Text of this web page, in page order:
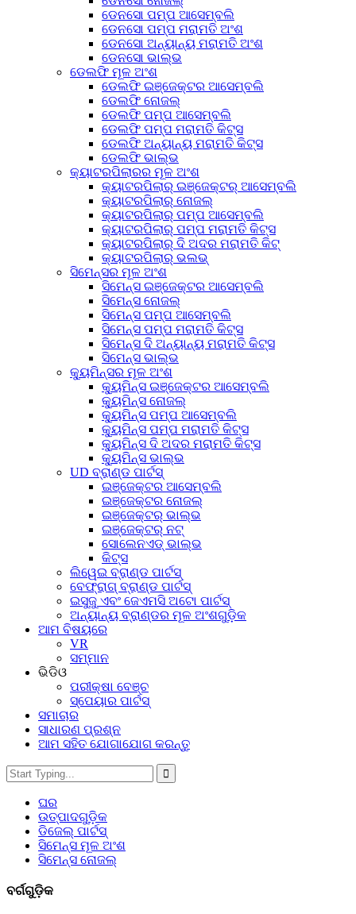
ଡେନସୋ ପମ୍ପ ଆସେମ୍ବଲି
ଡେନସୋ ପମ୍ପ ମରାମତି ଅଂଶ
ଡେନସୋ ଅନ୍ୟାନ୍ୟ ମରାମତି ଅଂଶ
ଡେନସୋ ଭାଲ୍ଭ
ଡେଲଫି ମୂଳ ଅଂଶ
ଡେଲଫି ଇଞ୍ଜେକ୍ଟର ଆସେମ୍ବଲି
ଡେଲଫି ନୋଜଲ୍
ଡେଲଫି ପମ୍ପ ଆସେମ୍ବଲି
ଡେଲଫି ପମ୍ପ ମରାମତି କିଟ୍ସ
ଡେଲଫି ଅନ୍ୟାନ୍ୟ ମରାମତି କିଟ୍ସ
ଡେଲଫି ଭାଲ୍ଭ
କ୍ୟାଟରପିଲାରର ମୂଳ ଅଂଶ
କ୍ୟାଟରପିଲାର୍ ଇଞ୍ଜେକ୍ଟର୍ ଆସେମ୍ବଲି
କ୍ୟାଟରପିଲାର୍ ନୋଜଲ୍
କ୍ୟାଟରପିଲାର୍ ପମ୍ପ ଆସେମ୍ବଲି
କ୍ୟାଟରପିଲାର୍ ପମ୍ପ ମରାମତି କିଟ୍ସ
କ୍ୟାଟରପିଲାର୍ ଦି ଅଦର ମରାମତି କିଟ୍
କ୍ୟାଟରପିଲାର୍ ଭଲଭ୍
ସିମେନ୍ସର ମୂଳ ଅଂଶ
ସିମେନ୍ସ ଇଞ୍ଜେକ୍ଟର ଆସେମ୍ବଲି
ସିମେନ୍ସ ନୋଜଲ୍
ସିମେନ୍ସ ପମ୍ପ ଆସେମ୍ବଲି
ସିମେନ୍ସ ପମ୍ପ ମରାମତି କିଟ୍ସ
ସିମେନ୍ସ ଦି ଅନ୍ୟାନ୍ୟ ମରାମତି କିଟ୍ସ
ସିମେନ୍ସ ଭାଲ୍ଭ
କ୍ୟୁମିନ୍ସର ମୂଳ ଅଂଶ
କ୍ୟୁମିନ୍ସ ଇଞ୍ଜେକ୍ଟର ଆସେମ୍ବଲି
କ୍ୟୁମିନ୍ସ ନୋଜଲ୍
କ୍ୟୁମିନ୍ସ ପମ୍ପ ଆସେମ୍ବଲି
କ୍ୟୁମିନ୍ସ ପମ୍ପ ମରାମତି କିଟ୍ସ
କ୍ୟୁମିନ୍ସ ଦି ଅଦର ମରାମତି କିଟ୍ସ
କ୍ୟୁମିନ୍ସ ଭାଲ୍ଭ
UD ବ୍ରାଣ୍ଡ ପାର୍ଟସ୍
ଇଞ୍ଜେକ୍ଟର ଆସେମ୍ବଲି
ଇଞ୍ଜେକ୍ଟର ନୋଜଲ୍
ଇଞ୍ଜେକ୍ଟର୍ ଭାଲ୍ଭ
ଇଞ୍ଜେକ୍ଟର୍ ନଟ୍
ସୋଲେନଏଡ୍ ଭାଲ୍ଭ
କିଟ୍ସ
ଲିୱେଇ ବ୍ରାଣ୍ଡ ପାର୍ଟସ୍
ବେଫ୍ରାଗ୍ ବ୍ରାଣ୍ଡ ପାର୍ଟସ୍
ଇସୁଜୁ ଏବଂ ଜେଏମସି ଅଟୋ ପାର୍ଟସ୍
ଅନ୍ୟାନ୍ୟ ବ୍ରାଣ୍ଡର ମୂଳ ଅଂଶଗୁଡ଼ିକ
ଆମ ବିଷୟରେ
VR
ସମ୍ମାନ
ଭିଡିଓ
ପରୀକ୍ଷା ବେଞ୍ଚ
ସ୍ପେୟାର ପାର୍ଟସ୍‌
ସମାଚାର
ସାଧାରଣ ପ୍ରଶ୍ନ
ଆମ ସହିତ ଯୋଗାଯୋଗ କରନ୍ତୁ
ଘର
ଉତ୍ପାଦଗୁଡ଼ିକ
ଡିଜେଲ୍ ପାର୍ଟସ୍
ସିମେନ୍ସ ମୂଳ ଅଂଶ
ସିମେନ୍ସ ନୋଜଲ୍
ବର୍ଗଗୁଡ଼ିକ